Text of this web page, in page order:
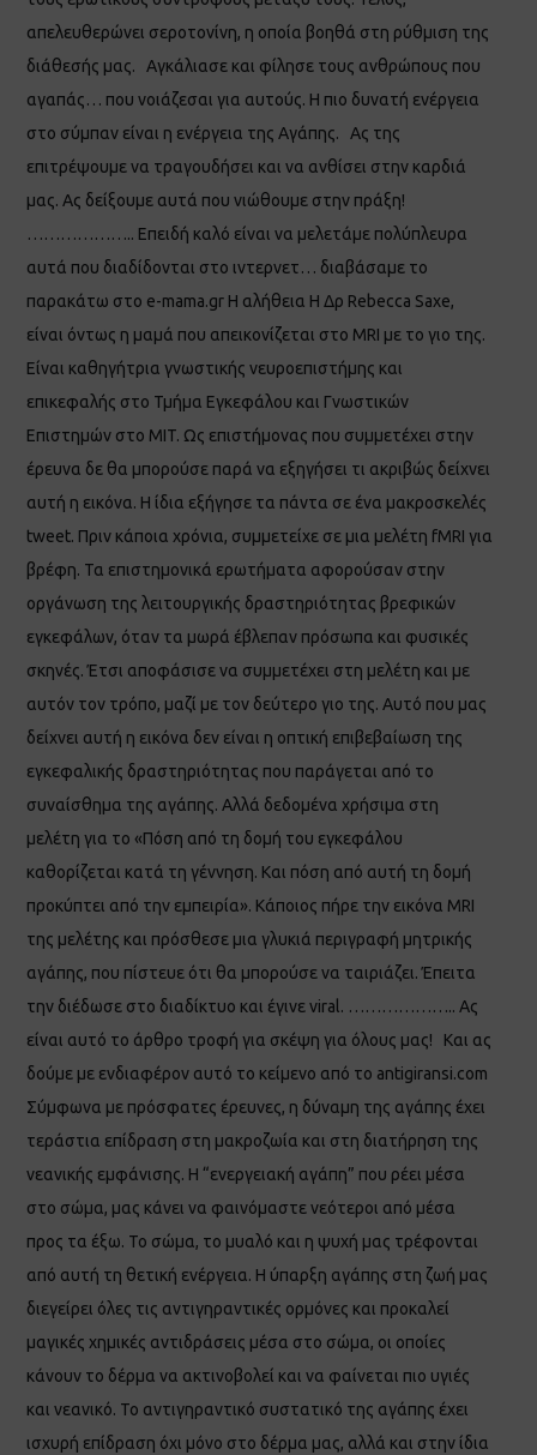
απελευθερώνει σεροτονίνη, η οποία βοηθά στη ρύθμιση της
διάθεσής μας. Αγκάλιασε και φίλησε τους ανθρώπους που
αγαπάς… που νοιάζεσαι για αυτούς. Η πιο δυνατή ενέργεια
στο σύμπαν είναι η ενέργεια της Αγάπης. Ας της
επιτρέψουμε να τραγουδήσει και να ανθίσει στην καρδιά
μας. Ας δείξουμε αυτά που νιώθουμε στην πράξη!
……………….. Επειδή καλό είναι να μελετάμε πολύπλευρα
αυτά που διαδίδονται στο ιντερνετ… διαβάσαμε το
παρακάτω στο e-mama.gr Η αλήθεια Η Δρ Rebecca Saxe,
είναι όντως η μαμά που απεικονίζεται στο MRI με το γιο της.
Είναι καθηγήτρια γνωστικής νευροεπιστήμης και
επικεφαλής στο Τμήμα Εγκεφάλου και Γνωστικών
Επιστημών στο MIT. Ως επιστήμονας που συμμετέχει στην
έρευνα δε θα μπορούσε παρά να εξηγήσει τι ακριβώς δείχνει
αυτή η εικόνα. Η ίδια εξήγησε τα πάντα σε ένα μακροσκελές
tweet. Πριν κάποια χρόνια, συμμετείχε σε μια μελέτη fMRI για
βρέφη. Τα επιστημονικά ερωτήματα αφορούσαν στην
οργάνωση της λειτουργικής δραστηριότητας βρεφικών
εγκεφάλων, όταν τα μωρά έβλεπαν πρόσωπα και φυσικές
σκηνές. Έτσι αποφάσισε να συμμετέχει στη μελέτη και με
αυτόν τον τρόπο, μαζί με τον δεύτερο γιο της. Αυτό που μας
δείχνει αυτή η εικόνα δεν είναι η οπτική επιβεβαίωση της
εγκεφαλικής δραστηριότητας που παράγεται από το
συναίσθημα της αγάπης. Αλλά δεδομένα χρήσιμα στη
μελέτη για το «Πόση από τη δομή του εγκεφάλου
καθορίζεται κατά τη γέννηση. Και πόση από αυτή τη δομή
προκύπτει από την εμπειρία». Κάποιος πήρε την εικόνα MRI
της μελέτης και πρόσθεσε μια γλυκιά περιγραφή μητρικής
αγάπης, που πίστευε ότι θα μπορούσε να ταιριάζει. Έπειτα
την διέδωσε στο διαδίκτυο και έγινε viral. ……………….. Ας
είναι αυτό το άρθρο τροφή για σκέψη για όλους μας! Και ας
δούμε με ενδιαφέρον αυτό το κείμενο από το antigiransi.com
Σύμφωνα με πρόσφατες έρευνες, η δύναμη της αγάπης έχει
τεράστια επίδραση στη μακροζωία και στη διατήρηση της
νεανικής εμφάνισης. Η “ενεργειακή αγάπη” που ρέει μέσα
στο σώμα, μας κάνει να φαινόμαστε νεότεροι από μέσα
προς τα έξω. Το σώμα, το μυαλό και η ψυχή μας τρέφονται
από αυτή τη θετική ενέργεια. Η ύπαρξη αγάπης στη ζωή μας
διεγείρει όλες τις αντιγηραντικές ορμόνες και προκαλεί
μαγικές χημικές αντιδράσεις μέσα στο σώμα, οι οποίες
κάνουν το δέρμα να ακτινοβολεί και να φαίνεται πιο υγιές
και νεανικό. Το αντιγηραντικό συστατικό της αγάπης έχει
ισχυρή επίδραση όχι μόνο στο δέρμα μας, αλλά και στην ίδια